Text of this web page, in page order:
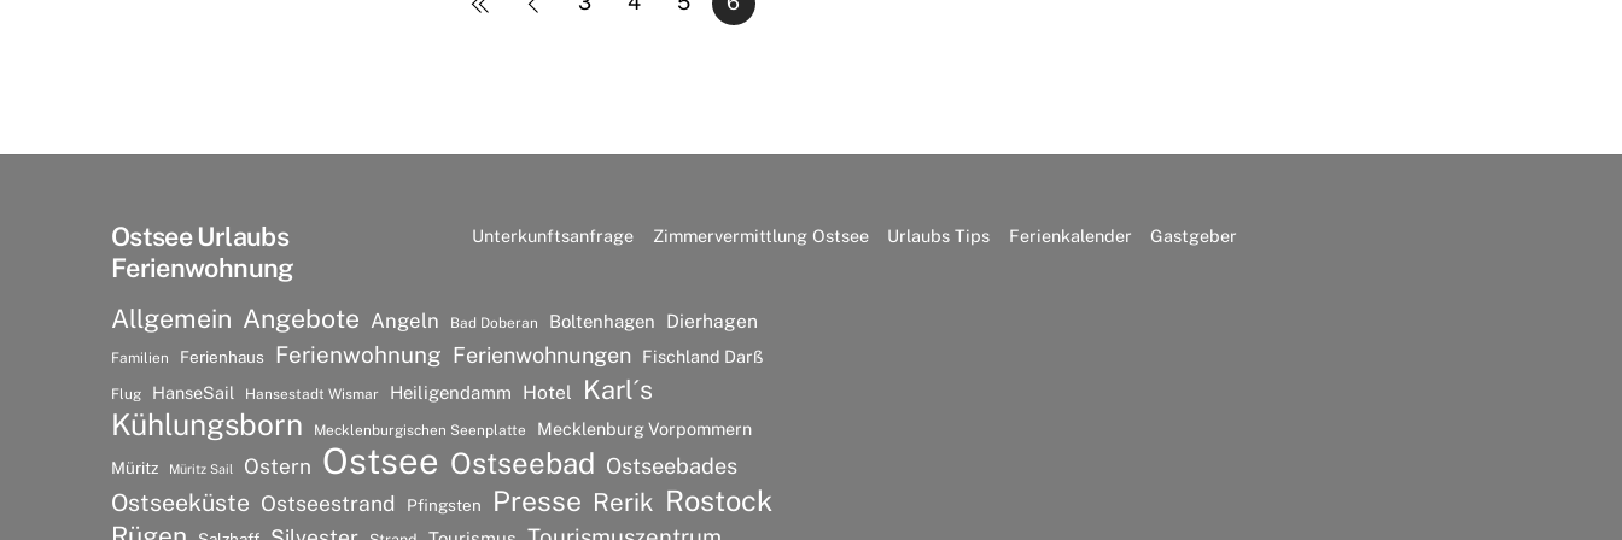
Ostsee Urlaubs
Ferienwohnung
Unterkunftsanfrage Zimmervermittlung Ostsee Urlaubs Tips Ferienkalender Gastgeber
Allgemein Angebote Angeln Bad Doberan Boltenhagen Dierhagen
Familien Ferienhaus Ferienwohnung Ferienwohnungen Fischland Darß
Flug HanseSail Hansestadt Wismar Heiligendamm Hotel Karl´s
Kühlungsborn Mecklenburgischen Seenplatte Mecklenburg Vorpommern
Müritz Müritz Sail Ostern Ostsee Ostseebad Ostseebades
Ostseeküste Ostseestrand Pfingsten Presse Rerik Rostock